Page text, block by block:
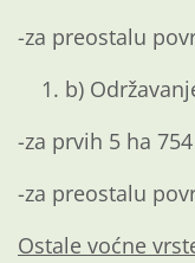
-za preostalu
b)
-za prvih 5 ha
-za preostalu
Ostale voćne